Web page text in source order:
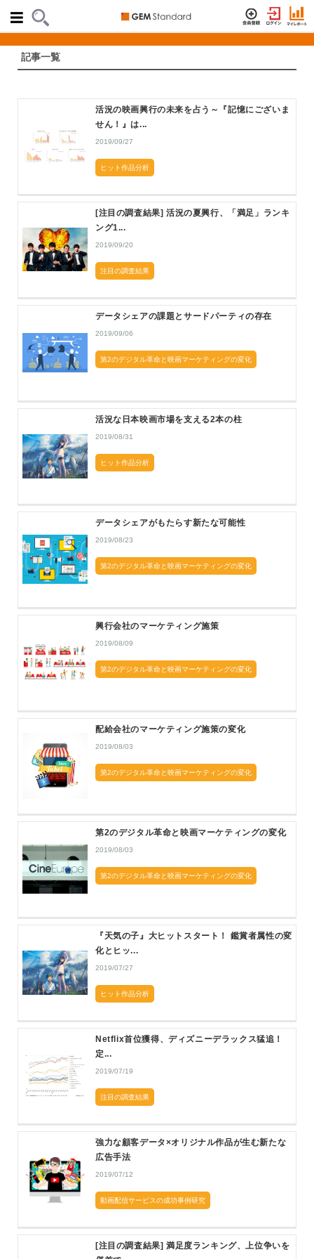
記事一覧
活況の映画興行の未来を占う～『記憶にございま
せん！』は...
2019/09/27
ヒット作品分析
[注目の調査結果] 活況の夏興行、「満足」ランキ
ング1...
2019/09/20
注目の調査結果
データシェアの課題とサードパーティの存在
2019/09/06
第2のデジタル革命と映画マーケティングの変化
活況な日本映画市場を支える2本の柱
2019/08/31
ヒット作品分析
データシェアがもたらす新たな可能性
2019/08/23
第2のデジタル革命と映画マーケティングの変化
興行会社のマーケティング施策
2019/08/09
第2のデジタル革命と映画マーケティングの変化
配給会社のマーケティング施策の変化
2019/08/03
第2のデジタル革命と映画マーケティングの変化
第2のデジタル革命と映画マーケティングの変化
2019/08/03
第2のデジタル革命と映画マーケティングの変化
『天気の子』大ヒットスタート！ 鑑賞者属性の変
化とヒッ...
2019/07/27
ヒット作品分析
Netflix首位獲得、ディズニーデラックス猛追！
定...
2019/07/19
注目の調査結果
強力な顧客データ×オリジナル作品が生む新たな
広告手法
2019/07/12
動画配信サービスの成功事例研究
[注目の調査結果] 満足度ランキング、上位争いを